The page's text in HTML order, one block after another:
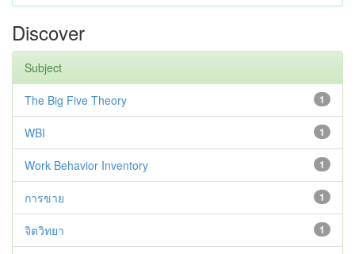
Discover
Subject
1
The Big Five Theory
1
WBI
1
Work Behavior Inventory
1
การขาย
1
จิตวิทยา